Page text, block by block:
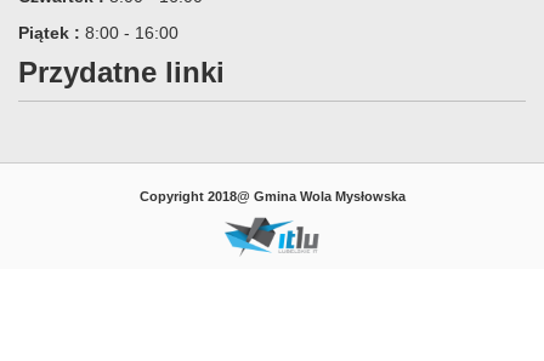
Piątek : 8:00 - 16:00
Przydatne linki
Copyright 2018@ Gmina Wola Mysłowska